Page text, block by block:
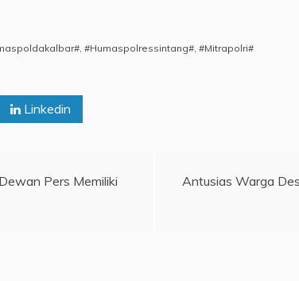
#Humaspolressintang# #Mitrapolri#
Linkedin
Pers Memiliki
Antusias Warga